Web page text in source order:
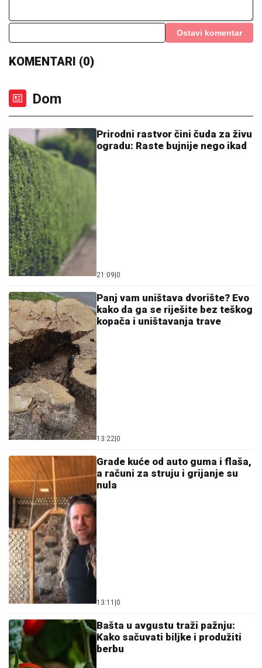
Ostavi komentar
KOMENTARI (0)
Dom
Prirodni rastvor čini čuda za živu
ogradu: Raste bujnije nego ikad
21:09 0
Panj vam uništava dvorište? Evo
kako da ga se riješite bez teškog
kopača i uništavanja trave
13:22 0
Grade kuće od auto guma i flaša,
a računi za struju i grijanje su
nula
13:11 0
Bašta u avgustu traži pažnju:
Kako sačuvati biljke i produžiti
berbu